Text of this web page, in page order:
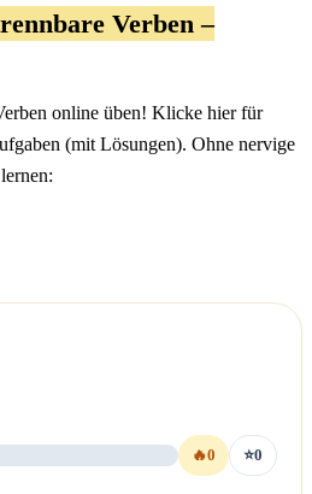
Verben –
online üben! Klicke hier für
(mit Lösungen). Ohne nervige
🔥0 ⭐0